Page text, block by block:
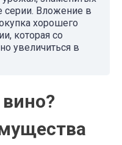
серии. Вложение в
хорошего
которая со
увеличиться в